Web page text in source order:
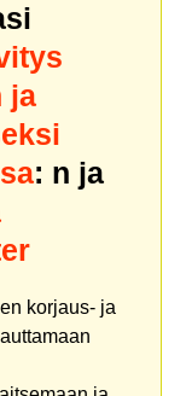
ja
: n ja
korjaus- ja